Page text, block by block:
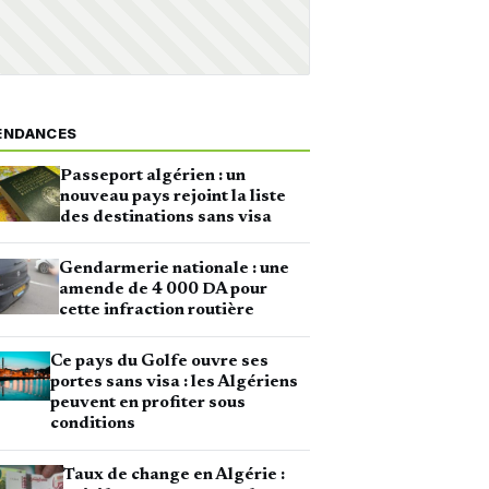
Passeport algérien : un
nouveau pays rejoint la liste
des destinations sans visa
Gendarmerie nationale : une
amende de 4 000 DA pour
cette infraction routière
Ce pays du Golfe ouvre ses
portes sans visa : les Algériens
peuvent en profiter sous
conditions
Taux de change en Algérie :